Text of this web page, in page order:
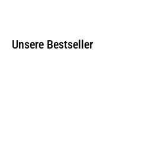
Unsere Bestseller